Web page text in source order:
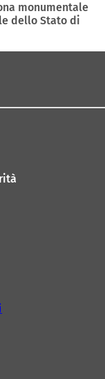
monumentale
dello Stato di